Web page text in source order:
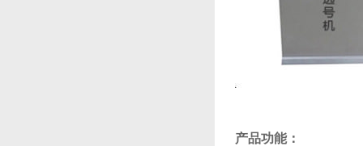
产品功能：